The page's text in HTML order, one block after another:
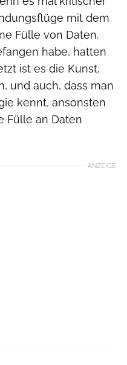
mit dem
Fülle von Daten.
habe, hatten
ist es die Kunst,
und auch, dass man
kennt, ansonsten
Fülle an Daten
ANZEIGE